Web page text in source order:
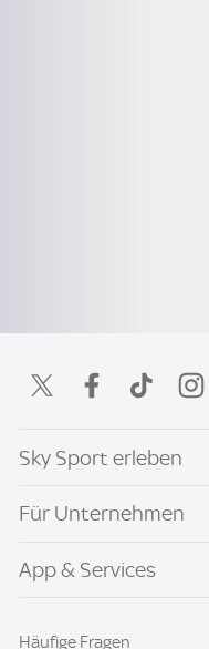
Sky Sport erleben
Für Unternehmen
App & Services
Häufige Fragen